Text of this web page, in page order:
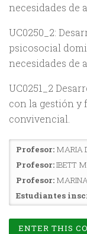
necesidades de
UC0250_2:
psicosocial
necesidades de
UC0251_2
con la gestión y
convivencial.
Profesor: MARIA
Profesor:IBETT
Profesor:
Estudiantes
ENTER THIS